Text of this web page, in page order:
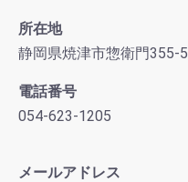
所在地
静岡県焼津市惣衛門355-5
電話番号
054-623-1205
メールアドレス